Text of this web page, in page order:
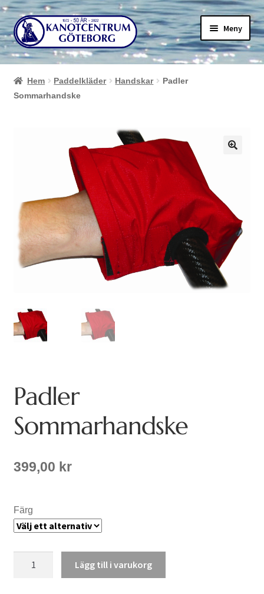
Hoppa
till
navigering
Hoppa
till
innehåll
Meny
Hem Paddelkläder Handskar
Padler
Sommarhandske
Padler
Sommarhandske
399,00 kr
Färg
Lägg till i varukorg